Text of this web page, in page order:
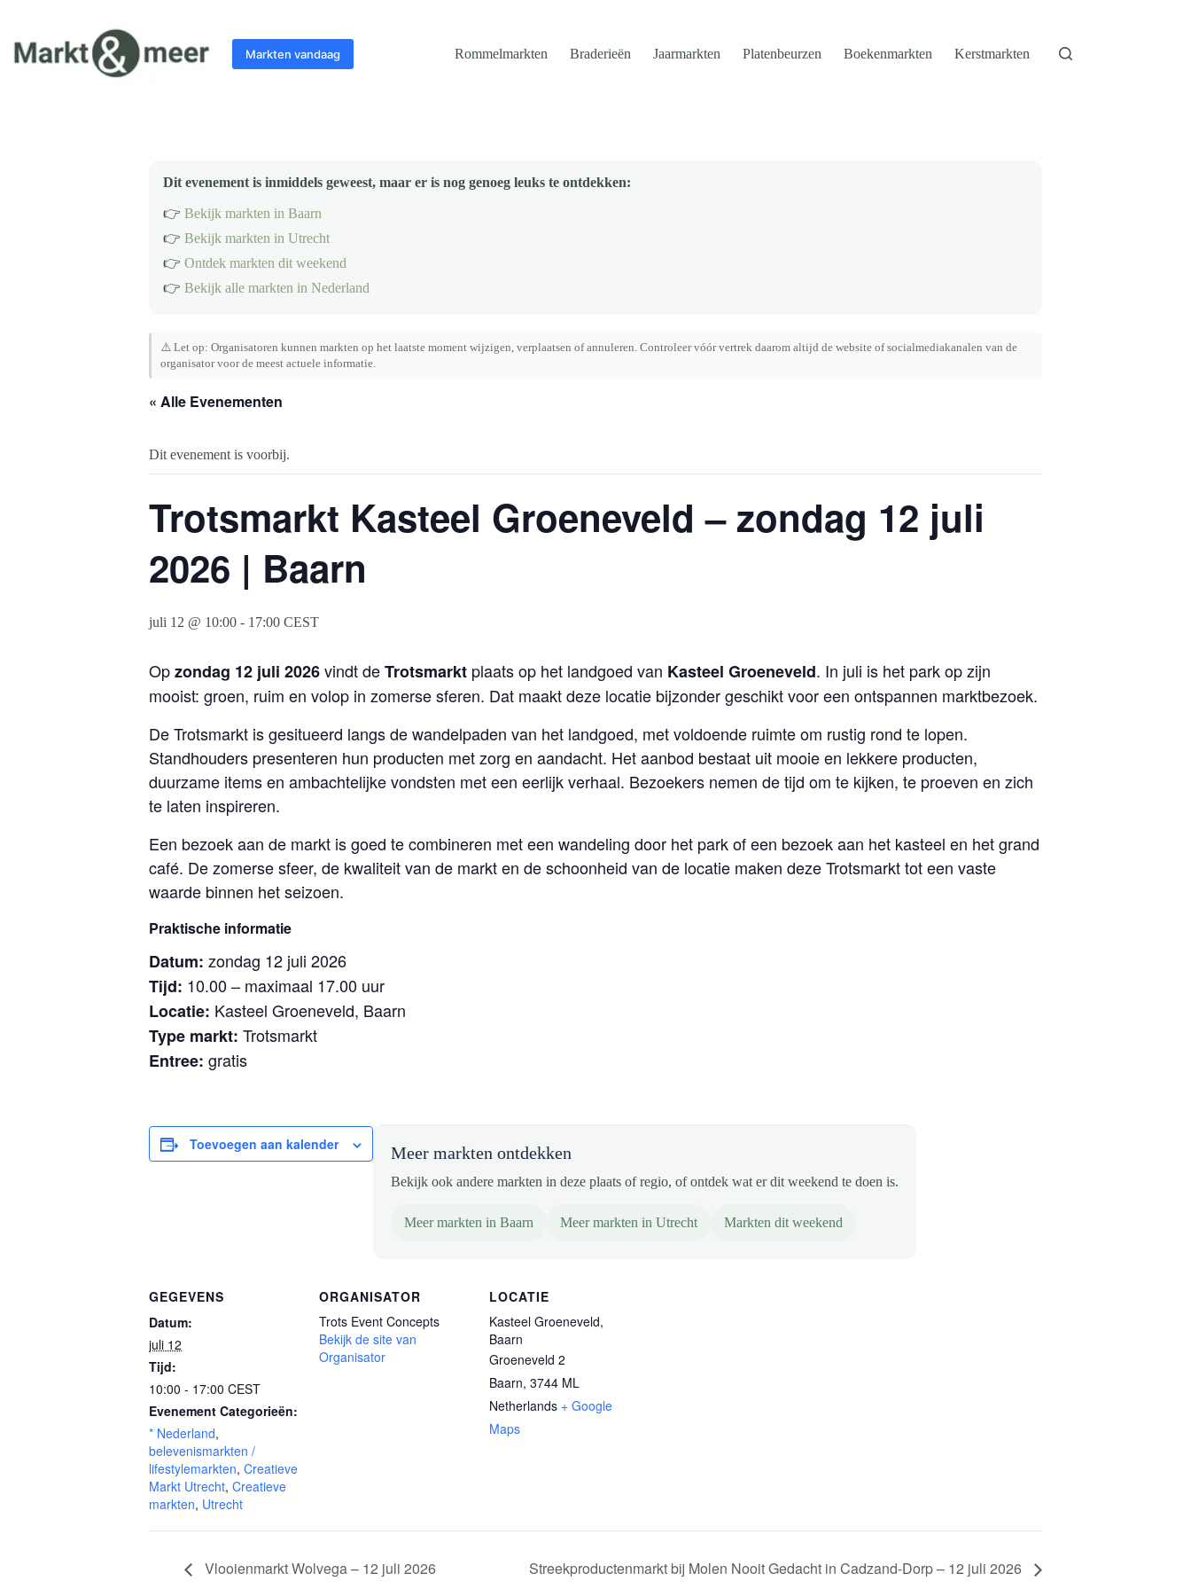
inhoud
Markten vandaag Rommelmarkten Braderieën Jaarmarkten Platenbeurzen Boekenmarkten Kerstmarkten
Dit evenement is inmiddels geweest, maar er is nog genoeg leuks te ontdekken:
👉 Bekijk markten in Baarn
👉 Bekijk markten in Utrecht
👉 Ontdek markten dit weekend
👉 Bekijk alle markten in Nederland
⚠️ Let op: Organisatoren kunnen markten op het laatste moment wijzigen, verplaatsen of annuleren. Controleer vóór vertrek daarom altijd de website of socialmediakanalen van de
organisator voor de meest actuele informatie.
« Alle Evenementen
Dit evenement is voorbij.
Trotsmarkt Kasteel Groeneveld – zondag 12 juli
2026 | Baarn
juli 12 @ 10:00 - 17:00 CEST
Opzondag 12 juli 2026vindt deTrotsmarkt plaats op het landgoed van Kasteel Groeneveld. In juli is het park op zijn
mooist: groen, ruim en volop in zomerse sferen. Dat maakt deze locatie bijzonder geschikt voor een ontspannen marktbezoek.
De Trotsmarkt is gesitueerd langs de wandelpaden van het landgoed, met voldoende ruimte om rustig rond te lopen.
Standhouders presenteren hun producten met zorg en aandacht. Het aanbod bestaat uit mooie en lekkere producten,
duurzame items en ambachtelijke vondsten met een eerlijk verhaal. Bezoekers nemen de tijd om te kijken, te proeven en zich
te laten inspireren.
Een bezoek aan de markt is goed te combineren met een wandeling door het park of een bezoek aan het kasteel en het grand
café. De zomerse sfeer, de kwaliteit van de markt en de schoonheid van de locatie maken deze Trotsmarkt tot een vaste
waarde binnen het seizoen.
Praktische informatie
Datum: zondag 12 juli 2026
Tijd: 10.00 – maximaal 17.00 uur
Locatie: Kasteel Groeneveld, Baarn
Type markt: Trotsmarkt
Entree: gratis
Toevoegen aan kalender Meer markten ontdekken
Bekijk ook andere markten in deze plaats of regio, of ontdek wat er dit weekend te doen is.
Meer markten in Baarn Meer markten in Utrecht Markten dit weekend
GEGEVENS
Datum:
juli 12
Tijd:
10:00 - 17:00 CEST
Evenement Categorieën:
* Nederland,
belevenismarkten /
lifestylemarkten, Creatieve
Markt Utrecht, Creatieve
markten, Utrecht
ORGANISATOR
Trots Event Concepts
Bekijk de site van
Organisator
LOCATIE
Kasteel Groeneveld,
Baarn
Groeneveld 2
Baarn, 3744 ML
Netherlands + Google
Maps
Vlooienmarkt Wolvega – 12 juli 2026 Streekproductenmarkt bij Molen Nooit Gedacht in Cadzand-Dorp – 12 juli 2026